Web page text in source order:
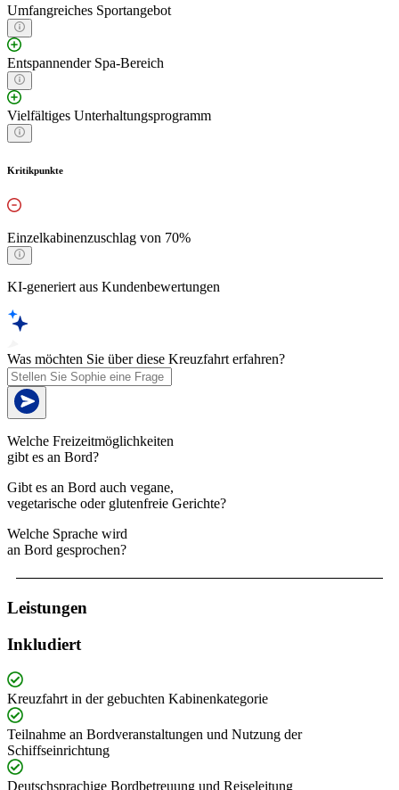
Umfangreiches Sportangebot
Entspannender Spa-Bereich
Vielfältiges Unterhaltungsprogramm
Kritikpunkte
Einzelkabinenzuschlag von 70%
KI-generiert aus Kundenbewertungen
Was möchten Sie über diese Kreuzfahrt erfahren?
Welche Freizeitmöglichkeiten
gibt es an Bord?
Gibt es an Bord auch vegane,
vegetarische oder glutenfreie Gerichte?
Welche Sprache wird
an Bord gesprochen?
Leistungen
Inkludiert
Kreuzfahrt in der gebuchten Kabinenkategorie
Teilnahme an Bordveranstaltungen und Nutzung der
Schiffseinrichtung
Deutschsprachige Bordbetreuung und Reiseleitung